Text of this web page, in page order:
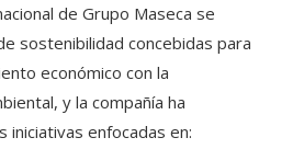
de Grupo Maseca se
sostenibilidad concebidas para
económico con la
y la compañía ha
iniciativas enfocadas en: